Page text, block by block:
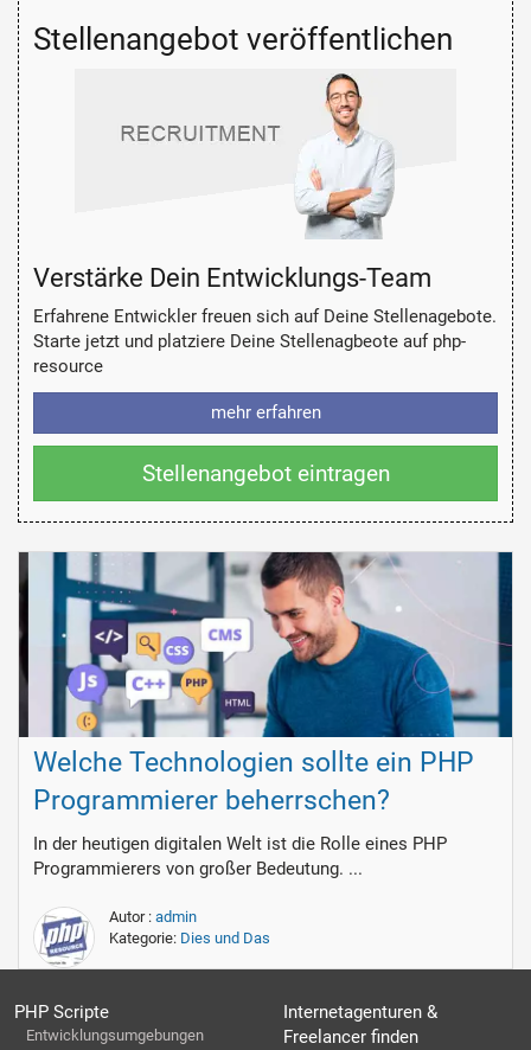
Stellenangebot veröffentlichen
Verstärke Dein Entwicklungs-Team
Erfahrene Entwickler freuen sich auf Deine Stellenagebote.
Starte jetzt und platziere Deine Stellenagbeote auf php-
resource
mehr erfahren
Stellenangebot eintragen
Welche Technologien sollte ein PHP
Programmierer beherrschen?
In der heutigen digitalen Welt ist die Rolle eines PHP
Programmierers von großer Bedeutung. ...
Autor : admin
Kategorie: Dies und Das
PHP Scripte
Entwicklungsumgebungen
Internetagenturen &
Freelancer finden